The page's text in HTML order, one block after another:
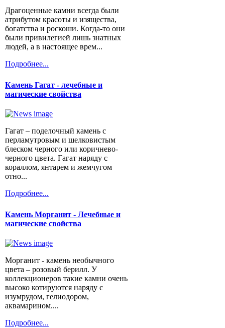
Драгоценные камни всегда были
атрибутом красоты и изящества,
богатства и роскоши. Когда-то они
были привилегией лишь знатных
людей, а в настоящее врем...
Подробнее...
Камень Гагат - лечебные и
магические свойства
Гагат – поделочный камень с
перламутровым и шелковистым
блеском черного или коричнево-
черного цвета. Гагат наряду с
кораллом, янтарем и жемчугом
отно...
Подробнее...
Камень Морганит - Лечебные и
магические свойства
Морганит - камень необычного
цвета – розовый берилл. У
коллекционеров такие камни очень
высоко котируются наряду с
изумрудом, гелиодором,
аквамарином....
Подробнее...